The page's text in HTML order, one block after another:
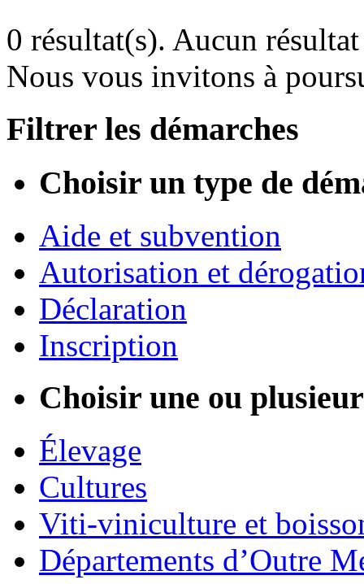
0 résultat(s). Aucun
Nous vous invitons à
Filtrer les démarches
Choisir un type de
Aide et subvention
Autorisation et
Déclaration
Inscription
Choisir une ou
Élevage
Cultures
Viti-viniculture et
Départements d’Outre